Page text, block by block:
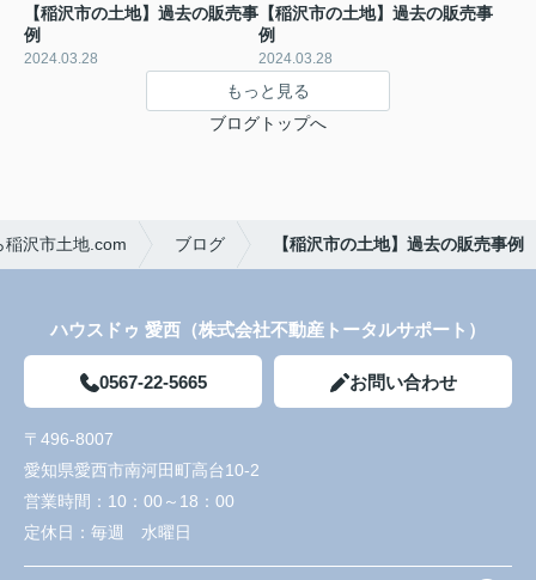
【稲沢市の土地】過去の販売事
例
2024.03.28
【稲沢市の土地】過去の販売事
例
2024.03.28
もっと見る
ブログトップへ
沢市土地.com ブログ 【稲沢市の土地】過去の販売事例
ハウスドゥ 愛西（株式会社不動産トータルサポート）
0567-22-5665 お問い合わせ
〒496-8007
愛知県愛西市南河田町高台10-2
営業時間： 10：00～18：00
定休日： 毎週 水曜日